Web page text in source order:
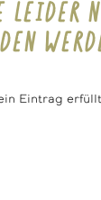
LEIDER
Eintrag